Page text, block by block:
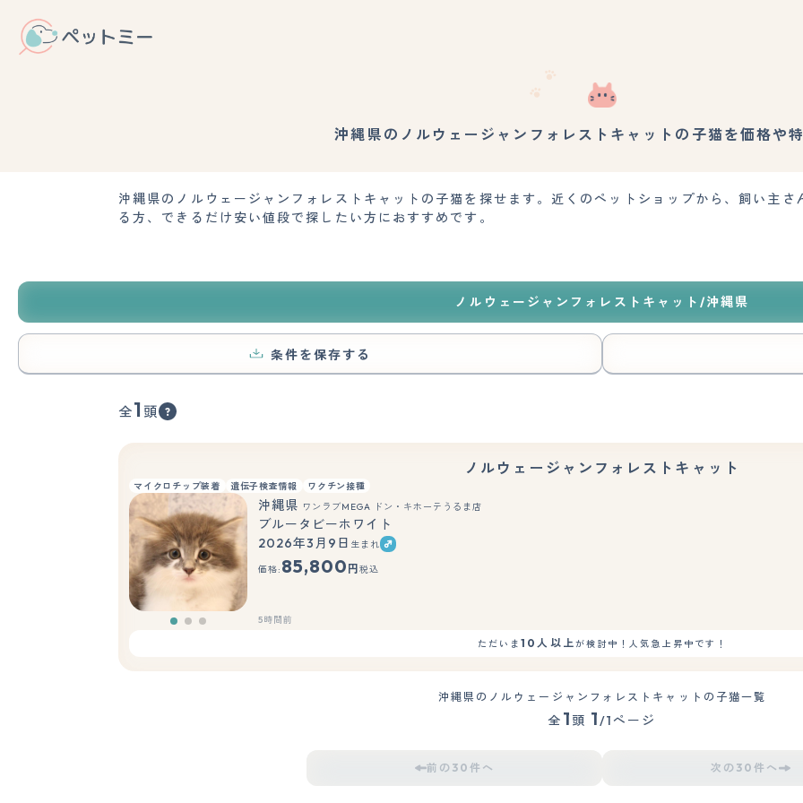
沖縄県のノルウェージャンフォレストキャットの子猫を価格や
沖縄県のノルウェージャンフォレストキャットの子猫を探せます。近くのペットショップから、飼い主
る方、できるだけ安い値段で探したい方におすすめです。
ノルウェージャンフォレストキャット/沖縄県
条件を保存する
全1 頭
ノルウェージャンフォレストキャット
マイクロチップ装着 遺伝子検査情報 ワクチン接種
もっと見る
沖縄県 ワンラブMEGA ドン・キホーテうるま店
ブルータビーホワイト
2026年3月9日 生まれ
価格: 85,800 円 税込
5時間前
ただいま10人以上が検討中！人気急上昇中です！
沖縄県のノルウェージャンフォレストキャットの子猫一覧
全 1 頭 1/1ページ
前の30件へ 次の30件へ